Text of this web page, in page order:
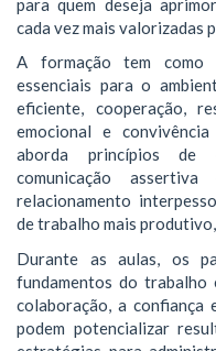
cada vez mais valorizadas
A formação tem como
essenciais para o
eficiente, cooperação,
emocional e
aborda princípios de
comunicação
relacionamento
de trabalho mais
Durante as aulas, os
fundamentos do trabalho
colaboração, a confiança
podem potencializar